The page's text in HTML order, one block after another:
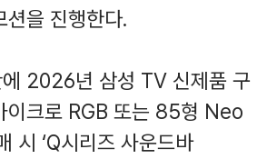
션을 진행한다.
2026년 삼성 TV 신제품 구
이크로 RGB 또는 85형 Neo
시 ‘Q시리즈 사운드바